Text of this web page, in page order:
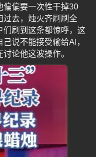
偏偏要一次性干掉30
过去，烛火齐刷刷全
们刷到这条都惊呼，这
说不能接受输给AI，
论他这波操作。